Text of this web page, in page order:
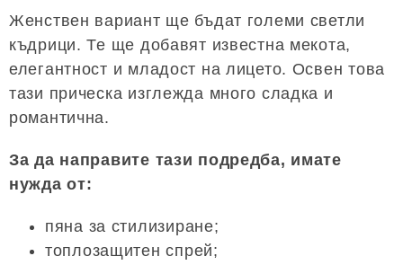
Женствен вариант ще бъдат големи светли
къдрици. Те ще добавят известна мекота,
елегантност и младост на лицето. Освен това
тази прическа изглежда много сладка и
романтична.
За да направите тази подредба, имате
нужда от:
пяна за стилизиране;
топлозащитен спрей;